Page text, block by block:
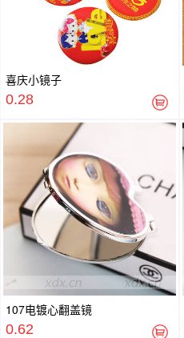
喜庆小镜子
0.28
107电镀心翻盖镜
0.62